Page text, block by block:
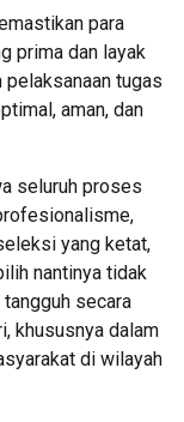
para
prima dan layak
tugas
aman, dan
seluruh proses
yang ketat,
nantinya tidak
secara
khususnya dalam
di wilayah